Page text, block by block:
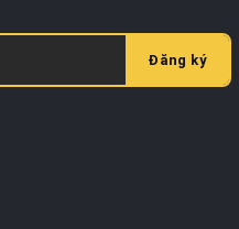
Đăng ký